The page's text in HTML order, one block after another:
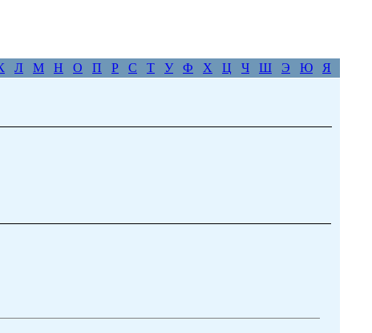
Л М Н О П Р С Т У Ф Х Ц Ч Ш Э Ю Я